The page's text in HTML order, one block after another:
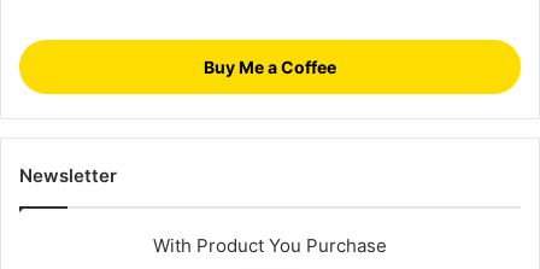
Buy Me a Coffee
Newsletter
With Product You Purchase